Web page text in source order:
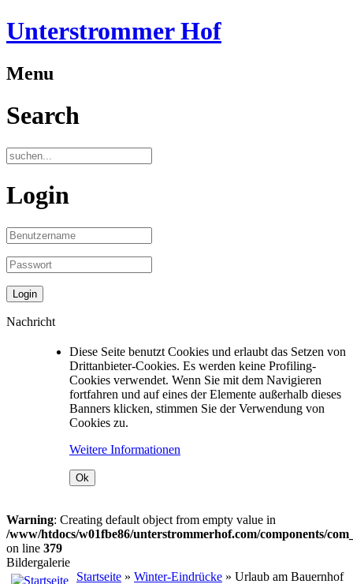
Unterstrommer Hof
Menu
Search
Login
Nachricht
Diese Seite benutzt Cookies und erlaubt das Setzen von
Drittanbieter-Cookies. Es werden keine Profiling-
Cookies verwendet. Wenn Sie mit dem Navigieren
fortfahren und auf eines der Elemente außerhalb dieses
Banners klicken, stimmen Sie der Verwendung von
Cookies zu.
Weitere Informationen
Ok
Warning: Creating default object from empty value in
/www/htdocs/w01fbe86/unterstrommerhof.com/components/
on line 379
Bildergalerie
Startseite » Winter-Eindrücke » Urlaub am Bauernhof